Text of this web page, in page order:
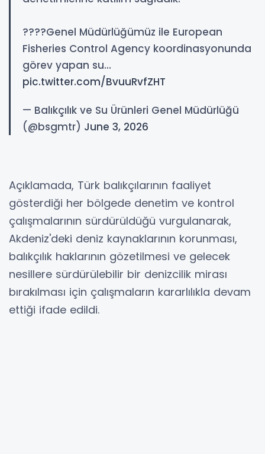
????Genel Müdürlüğümüz ile European
Fisheries Control Agency koordinasyonunda
görev yapan su…
pic.twitter.com/BvuuRvfZHT
— Balıkçılık ve Su Ürünleri Genel Müdürlüğü
(@bsgmtr) June 3, 2026
Açıklamada, Türk balıkçılarının faaliyet
gösterdiği her bölgede denetim ve kontrol
çalışmalarının sürdürüldüğü vurgulanarak,
Akdeniz'deki deniz kaynaklarının korunması,
balıkçılık haklarının gözetilmesi ve gelecek
nesillere sürdürülebilir bir denizcilik mirası
bırakılması için çalışmaların kararlılıkla devam
ettiği ifade edildi.